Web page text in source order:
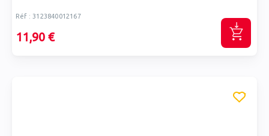
Réf : 3123840012167
11,90 €